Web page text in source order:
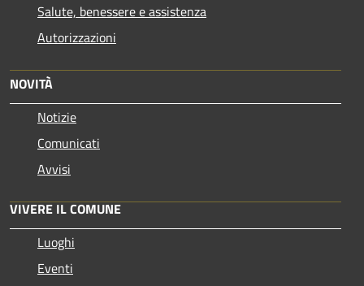
Salute, benessere e assistenza
Autorizzazioni
NOVITÀ
Notizie
Comunicati
Avvisi
VIVERE IL COMUNE
Luoghi
Eventi